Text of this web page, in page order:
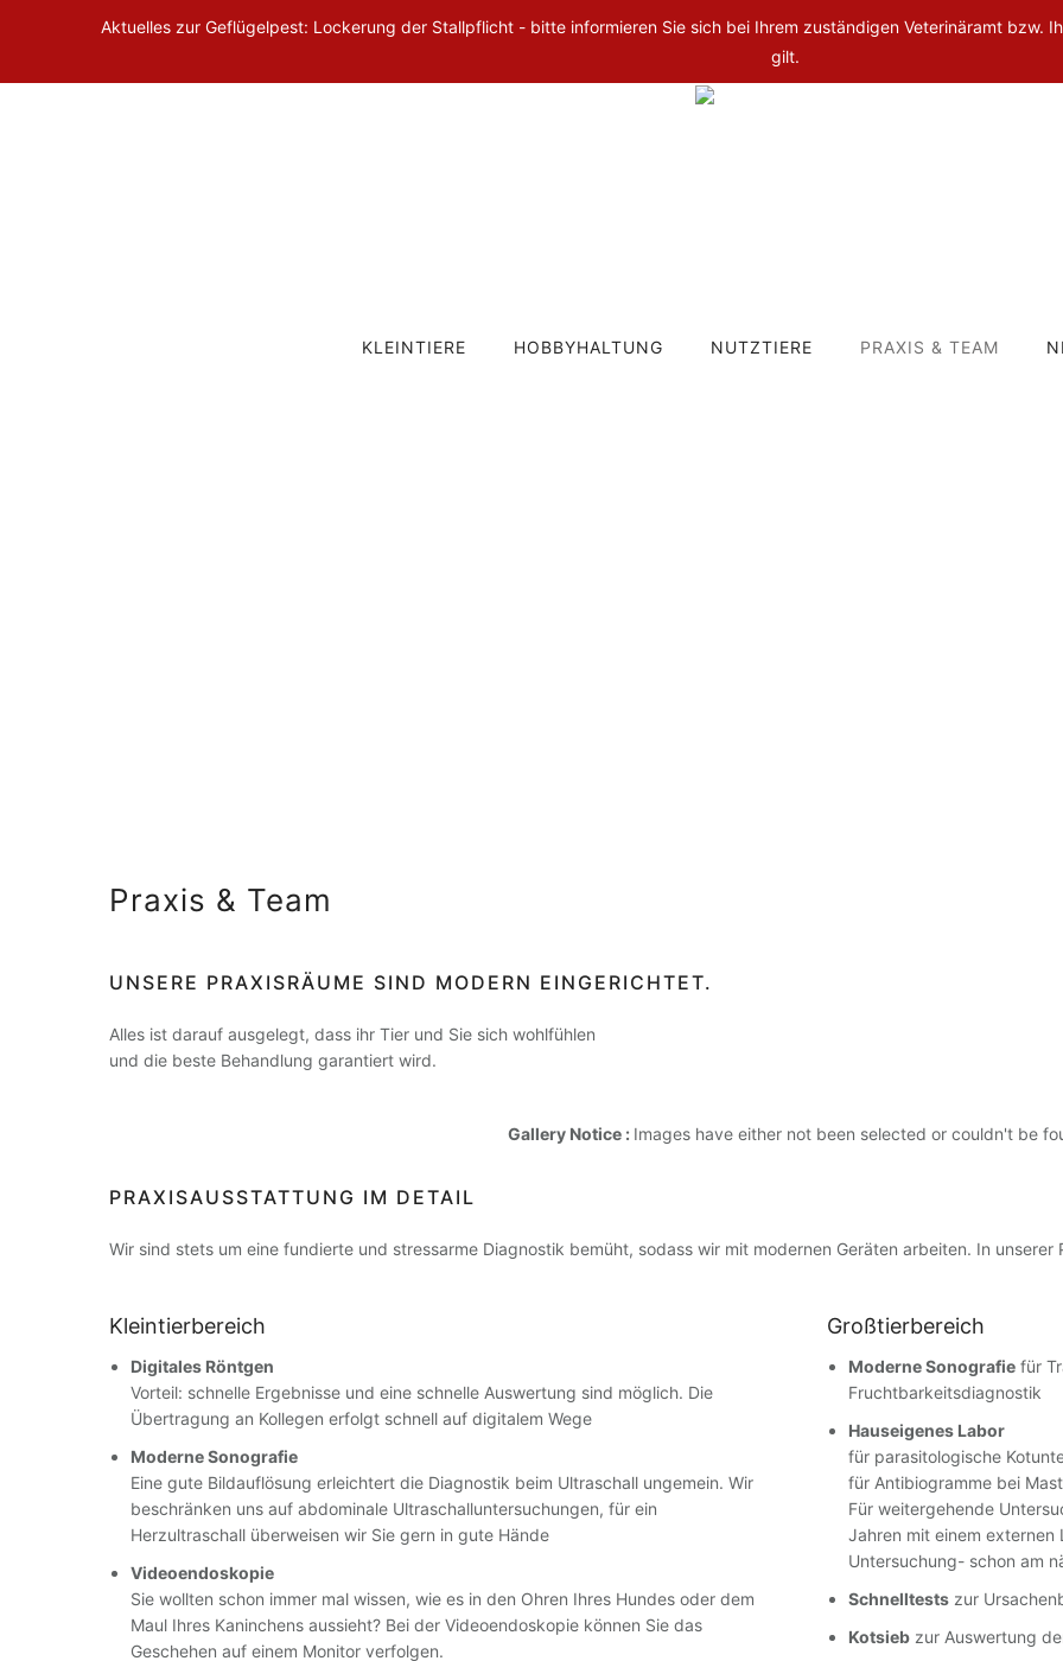
Aktuelles zur Geflügelpest: Lockerung der Stallpflicht - bitte informieren Sie sich bei Ihrem zuständigen Veterinäramt bzw.
gilt.
KLEINTIERE HOBBYHALTUNG NUTZTIERE PRAXIS & TEAM
Praxis & Team
UNSERE PRAXISRÄUME SIND MODERN EINGERICHTET.
Alles ist darauf ausgelegt, dass ihr Tier und Sie sich wohlfühlen
und die beste Behandlung garantiert wird.
Gallery Notice : Images have either not been selected or couldn't be
PRAXISAUSSTATTUNG IM DETAIL
Wir sind stets um eine fundierte und stressarme Diagnostik bemüht, sodass wir mit modernen Geräten arbeiten. In
Kleintierbereich
Digitales Röntgen
Vorteil: schnelle Ergebnisse und eine schnelle Auswertung sind möglich. Die
Übertragung an Kollegen erfolgt schnell auf digitalem Wege
Moderne Sonografie
Eine gute Bildauflösung erleichtert die Diagnostik beim Ultraschall ungemein. Wir
beschränken uns auf abdominale Ultraschalluntersuchungen, für ein
Herzultraschall überweisen wir Sie gern in gute Hände
Videoendoskopie
Sie wollten schon immer mal wissen, wie es in den Ohren Ihres Hundes oder dem
Maul Ihres Kaninchens aussieht? Bei der Videoendoskopie können Sie das
Geschehen auf einem Monitor verfolgen.
Großtierbereich
Moderne Sonografie für
Fruchtbarkeitsdiagnostik
Hauseigenes Labor
für parasitologische
für Antibiogramme bei
Für weitergehende
Jahren mit einem
Untersuchung- schon am
Schnelltests zur
Kotsieb zur Auswertung